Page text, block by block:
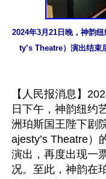
2024年3月21日晚，神韵
ty’s Theatre）演出结束
【人民报消息】
日下午，神韵纽约
洲珀斯国王陛下剧
ajesty’s Theatre）
演出，再度出现一
况。至此，神韵在